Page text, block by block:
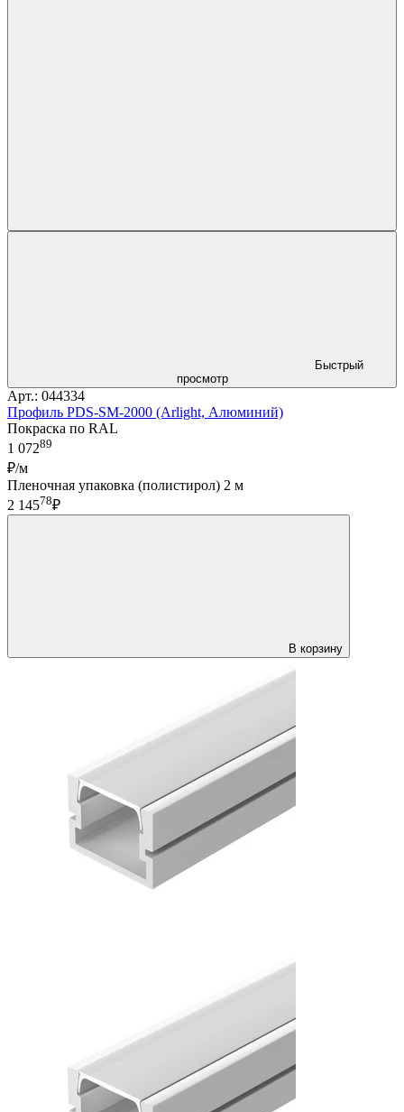
Быстрый
просмотр
Арт.: 044334
Профиль PDS-SM-2000 (Arlight, Алюминий)
Покраска по RAL
1 07289
₽/м
Пленочная упаковка (полистирол) 2 м
2 14578₽
В корзину